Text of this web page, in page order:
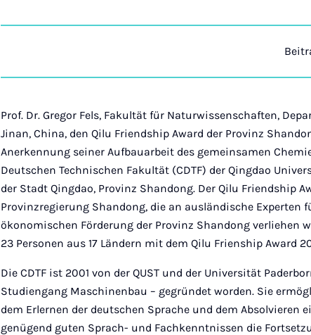
Prof. Dr. Gregor Fels, Fakultät für Naturwissenschaften,
Jinan, China, den Qilu Friendship Award der Provinz
Anerkennung seiner Aufbauarbeit des gemeinsamen
Deutschen Technischen Fakultät (CDTF) der Qingdao
der Stadt Qingdao, Provinz Shandong. Der Qilu Friendship
Provinzregierung Shandong, die an ausländische Experten
ökonomischen Förderung der Provinz Shandong verliehen
23 Personen aus 17 Ländern mit dem Qilu Frienship Award
Die CDTF ist 2001 von der QUST und der Universität
Studiengang Maschinenbau – gegründet worden. Sie
dem Erlernen der deutschen Sprache und dem Absolvieren
genügend guten Sprach- und Fachkenntnissen die